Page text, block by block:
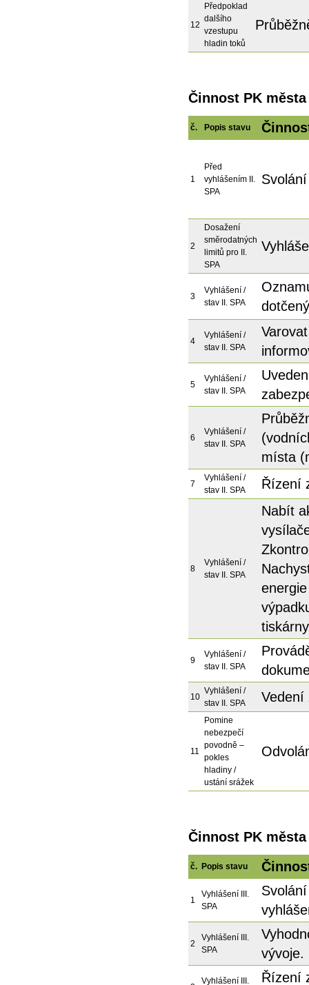
12
Předpoklad
dalšího
vzestupu
hladin toků
Činnost PK
č. Popis stavu
1
Před
vyhlášením II.
SPA
2
Dosažení
směrodatných
limitů pro II.
SPA
3
Vyhlášení /
stav II. SPA
4
Vyhlášení /
stav II. SPA
5
Vyhlášení /
stav II. SPA
6
Vyhlášení /
stav II. SPA
místa
7
Vyhlášení /
stav II. SPA
Řízení
8
Vyhlášení /
stav II. SPA
Nabít
9
Vyhlášení /
stav II. SPA
10
Vyhlášení /
stav II. SPA
Vedení
11
Pomine
nebezpečí
povodně –
pokles
hladiny /
ustání srážek
Činnost PK
č. Popis stavu
1
Vyhlášení III.
SPA
2
Vyhlášení III.
SPA
vývoje.
Vyhlášení III. Řízení